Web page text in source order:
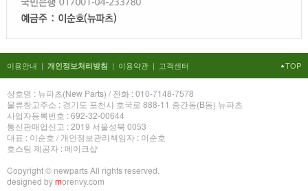
이용안내 | 개인정보처리방침 | 이용약관 | 고객센터 TOP
상호명 : 뉴파츠(New Parts) / 전화 : 010-7148-7578
물류창고주소 : 경기도 포천시 호국로 888-11 중간동(B동) 뉴파츠
사업자등록번호 : 692-32-00644
통신판매업신고 : 2019 서울성북 0053
대표 : 이순호 / 개인정보관리책임자 : 이순호
호스팅 제공자 : 메이크샵
Copyright © newparts All rights reserved.
designed bymorenvy.com